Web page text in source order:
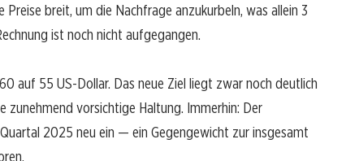
breit, um die Nachfrage anzukurbeln, was allein 3
ist noch nicht aufgegangen.
auf 55 US-Dollar. Das neue Ziel liegt zwar noch deutlich
zunehmend vorsichtige Haltung. Immerhin: Der
2025 neu ein — ein Gegengewicht zur insgesamt